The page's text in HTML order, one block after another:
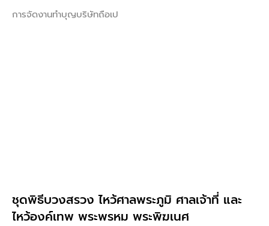
การจัดงานทำบุญบริษัทถือเป
ชุดพิธีบวงสรวง ไหว้ศาลพระภูมิ ศาลเจ้าที่ และ
ไหว้องค์เทพ พระพรหม พระพิฆเนศ